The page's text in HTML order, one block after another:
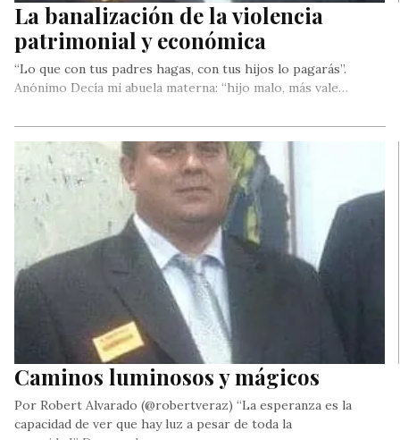
La banalización de la violencia
patrimonial y económica
“Lo que con tus padres hagas, con tus hijos lo pagarás”.
Anónimo Decía mi abuela materna: “hijo malo, más vale…
Caminos luminosos y mágicos
Por Robert Alvarado (@robertveraz) “La esperanza es la
capacidad de ver que hay luz a pesar de toda la